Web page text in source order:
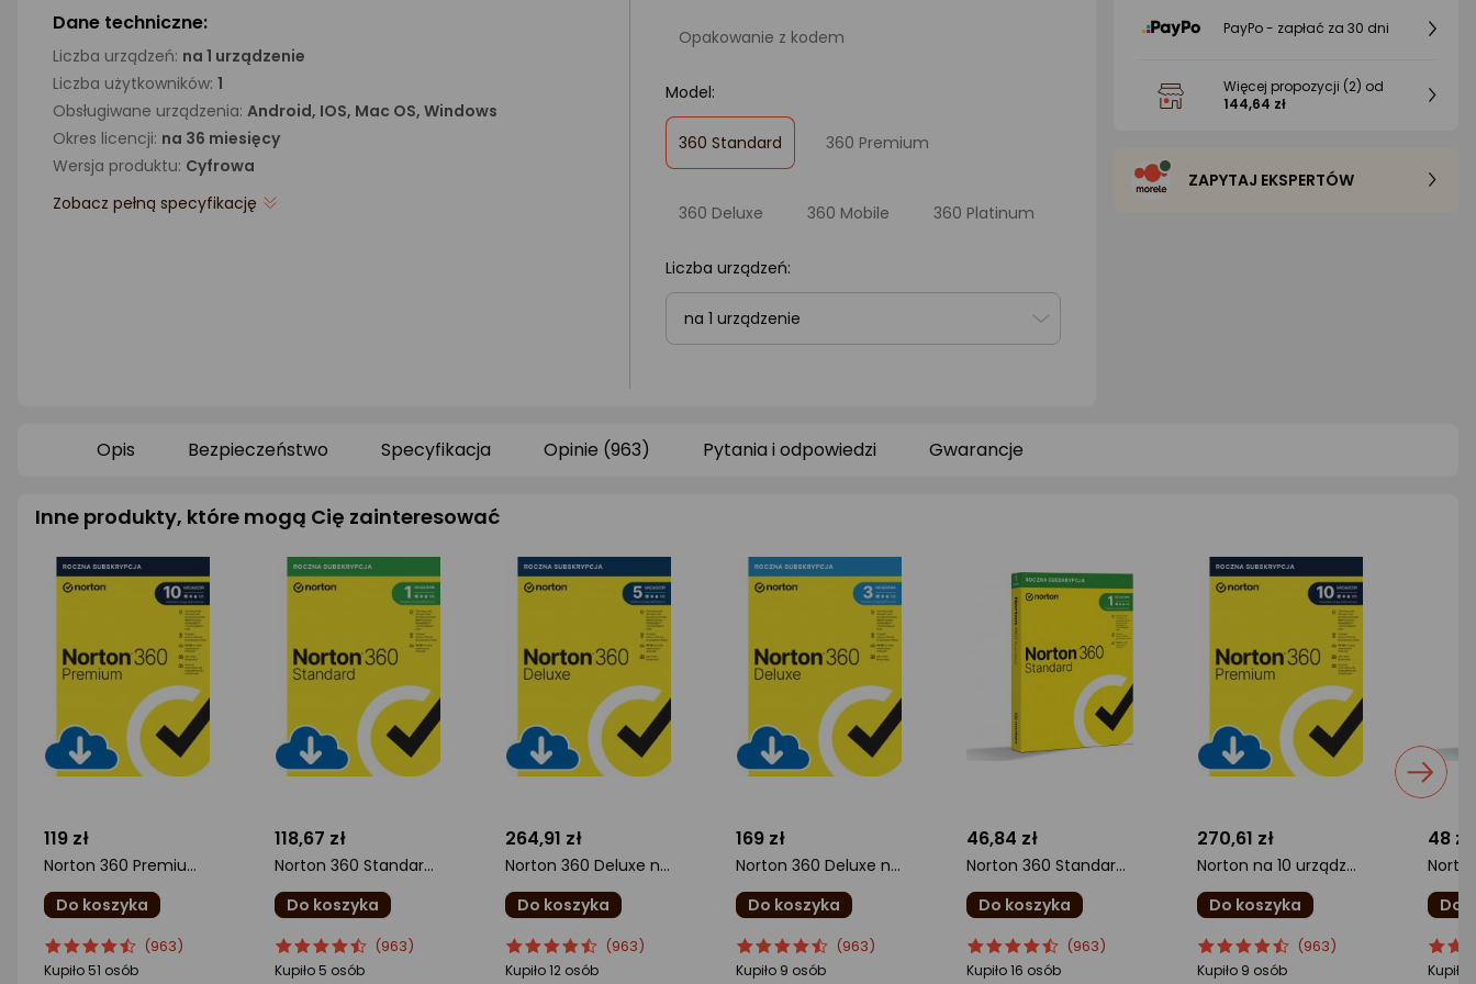
Opakowanie z kodem
Model:
360 Standard
zaznaczone
360 Premium
360 Deluxe 360 Mobile 360 Platinum
Liczba urządzeń:
na 1 urządzenie
Dane techniczne:
Liczba urządzeń: na 1 urządzenie
Liczba użytkowników: 1
Obsługiwane urządzenia: Android, IOS, Mac OS, Windows
Okres licencji: na 36 miesięcy
Wersja produktu: Cyfrowa
Zobacz pełną specyfikację
PayPo - zapłać za 30 dni
Więcej propozycji (2) od
144,64 zł
ZAPYTAJ EKSPERTÓW
Opis Bezpieczeństwo Specyfikacja Opinie (963) Pytania i odpowiedzi Gwarancje
Inne produkty, które mogą Cię zainteresować
119 zł
Norton 360 Premium na 10 urządzeń na 12 miesięcy (21408237)
Do koszyka
ocena
produktu
Ocena
produktu
(963)
Kupiło 51 osób
118,67 zł
Norton 360 Standard na 1 urządzenie na 24 miesiące (21441595)
Do koszyka
ocena
produktu
Ocena
produktu
(963)
Kupiło 5 osób
264,91 zł
Norton 360 Deluxe na 5 urządzeń na 36 miesięcy (21441569)
Do koszyka
ocena
produktu
Ocena
produktu
(963)
Kupiło 12 osób
169 zł
Norton 360 Deluxe na 3 urządzenia na 36 miesięcy (21441561)
Do koszyka
ocena
produktu
Ocena
produktu
(963)
Kupiło 9 osób
46,84 zł
Norton 360 Standard na 1 urządzenie na 12 miesięcy (21408666)
Do koszyka
ocena
produktu
Ocena
produktu
(963)
Kupiło 16 osób
270,61 zł
Norton na 10 urządzeń na 36 miesięcy (21441559)
Do koszyka
ocena
produktu
Ocena
produktu
(963)
Kupiło 9 osób
48 zł
Do
ocena
Kupiło